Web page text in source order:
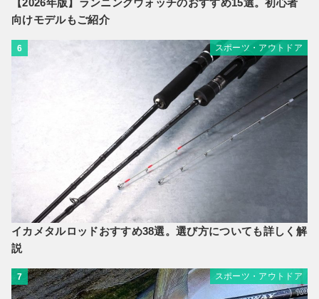
【2026年版】ランニングウォッチのおすすめ15選。初心者
向けモデルもご紹介
6 スポーツ・アウトドア
イカメタルロッドおすすめ38選。選び方についても詳しく解
説
7 スポーツ・アウトドア